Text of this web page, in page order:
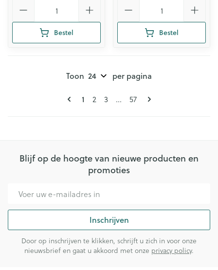
Bestel Bestel
Pagina's
U lees momenteel pagina
1 Pagina
2 Pagina
3 ... Pagina
57
Toon per pagina
Blijf op de hoogte van nieuwe producten en
promoties
Inschrijven
Door op inschrijven te klikken, schrijft u zich in voor onze
nieuwsbrief en gaat u akkoord met onze privacy policy.